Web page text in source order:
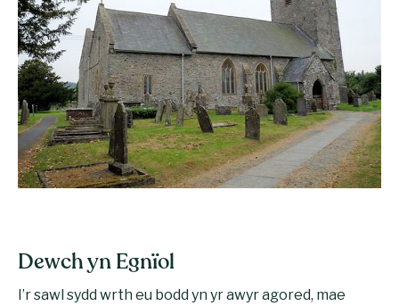
Dewch yn Egnïol
I’r sawl sydd wrth eu bodd yn yr awyr agored, mae